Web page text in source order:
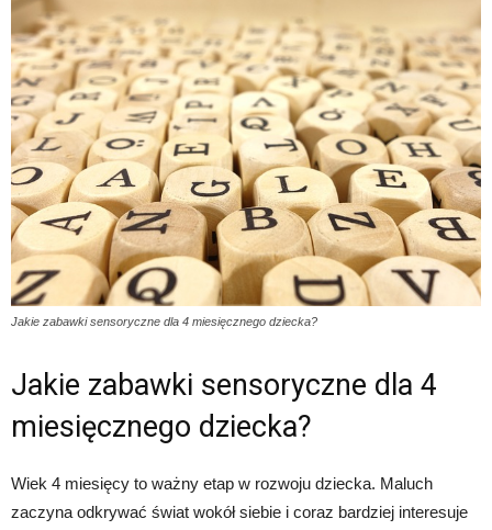
Jakie zabawki sensoryczne dla 4 miesięcznego dziecka?
Jakie zabawki sensoryczne dla 4
miesięcznego dziecka?
Wiek 4 miesięcy to ważny etap w rozwoju dziecka. Maluch
zaczyna odkrywać świat wokół siebie i coraz bardziej interesuje